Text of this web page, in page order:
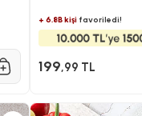
+ 6.8B kişi favoriledi!
199,99 TL